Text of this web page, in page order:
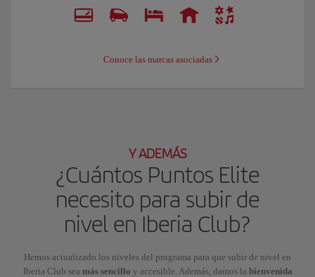
Conoce las marcas asociadas
Y ADEMÁS
¿Cuántos Puntos Elite
necesito para subir de
nivel en Iberia Club?
Hemos actualizado los niveles del programa para que subir de nivel en
Iberia Club sea más sencillo y accesible. Además, damos la bienvenida